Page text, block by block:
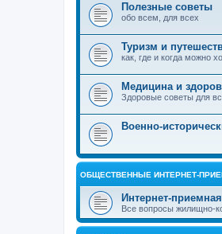
Полезные советы
обо всем, для всех
Туризм и
как, где и когда можно
Медицина и
Здоровые советы для
Военно-
ОБЩЕСТВЕННЫЕ ИНТЕРНЕТ-
Интернет-
Все вопросы жилищно-